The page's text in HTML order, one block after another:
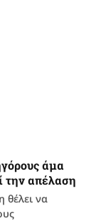
άμα
την απέλαση
να